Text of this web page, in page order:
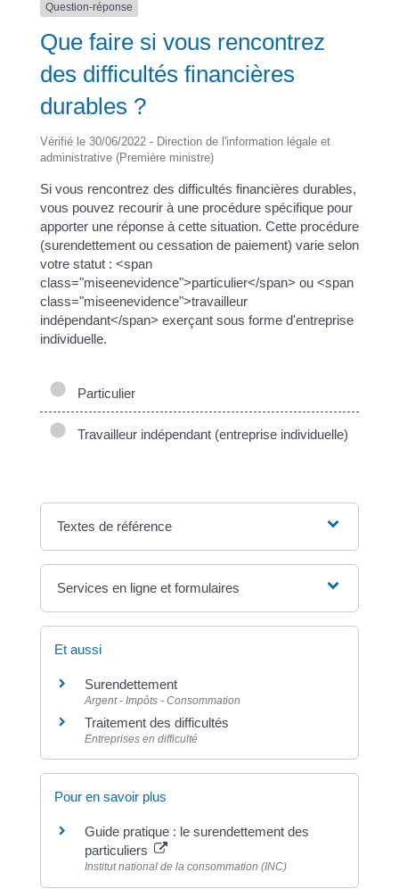
Question-réponse
Que faire si vous rencontrez
des difficultés financières
durables ?
Vérifié le 30/06/2022 - Direction de l'information légale et
administrative (Première ministre)
Si vous rencontrez des difficultés financières durables,
vous pouvez recourir à une procédure spécifique pour
apporter une réponse à cette situation. Cette procédure
(surendettement ou cessation de paiement) varie selon
votre statut : <span
class="miseenevidence">particulier</span> ou <span
class="miseenevidence">travailleur
indépendant</span> exerçant sous forme d'entreprise
individuelle.
Particulier
Travailleur indépendant (entreprise individuelle)
Textes de référence
Services en ligne et formulaires
Et aussi
Surendettement
Argent - Impôts - Consommation
Traitement des difficultés
Entreprises en difficulté
Pour en savoir plus
Guide pratique : le surendettement des
particuliers
Institut national de la consommation (INC)